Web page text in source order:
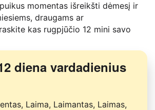
momentas išreikšti dėmesį ir
draugams ar
kas rugpjūčio 12 mini savo
diena vardadienius
Laima, Laimantas, Laimas,